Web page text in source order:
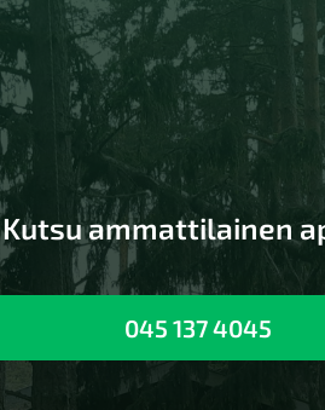
Kutsu ammattilainen
045 137 4045